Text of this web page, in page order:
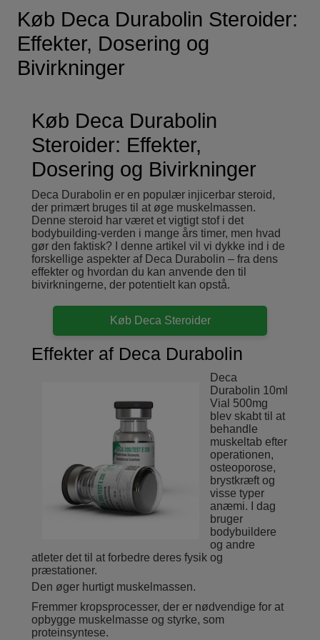
Køb Deca Durabolin Steroider:
Effekter, Dosering og
Bivirkninger
Køb Deca Durabolin
Steroider: Effekter,
Dosering og Bivirkninger
Deca Durabolin er en populær injicerbar steroid,
der primært bruges til at øge muskelmassen.
Denne steroid har været et vigtigt stof i det
bodybuilding-verden i mange års timer, men hvad
gør den faktisk? I denne artikel vil vi dykke ind i de
forskellige aspekter af Deca Durabolin – fra dens
effekter og hvordan du kan anvende den til
bivirkningerne, der potentielt kan opstå.
Køb Deca Steroider
Effekter af Deca Durabolin
Deca
Durabolin 10ml
Vial 500mg
blev skabt til at
behandle
muskeltab efter
operationen,
osteoporose,
brystkræft og
visse typer
anæmi. I dag
bruger
bodybuildere
og andre
atleter det til at forbedre deres fysik og
præstationer.
Den øger hurtigt muskelmassen.
Fremmer kropsprocesser, der er nødvendige for at
opbygge muskelmasse og styrke, som
proteinsyntese.